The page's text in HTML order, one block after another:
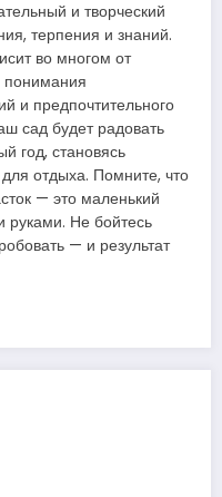
и творческий
терпения и знаний.
во многом от
понимания
и предпочтительного
сад будет радовать
год, становясь
отдыха. Помните, что
— это маленький
руками. Не бойтесь
— и результат